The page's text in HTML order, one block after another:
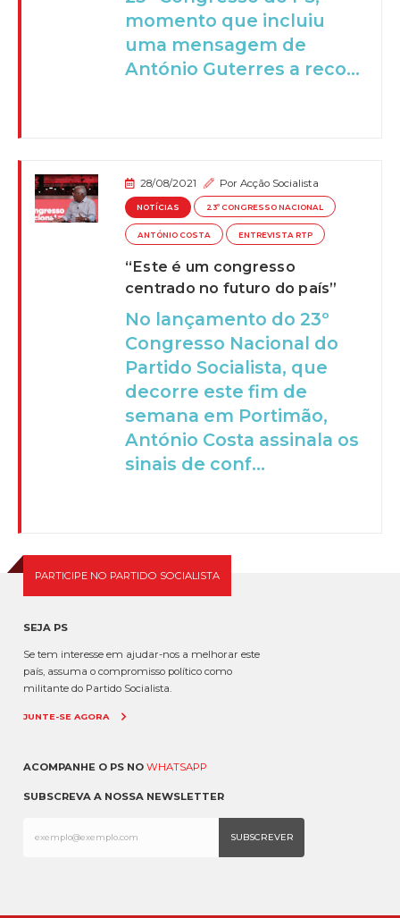
momento que incluiu
uma mensagem de
António Guterres a reco...
28/08/2021 PorAcção Socialista
NOTÍCIAS 23º CONGRESSO NACIONAL
ANTÓNIO COSTA ENTREVISTA RTP
“Este é um congresso
centrado no futuro do país”
No lançamento do 23º
Congresso Nacional do
Partido Socialista, que
decorre este fim de
semana em Portimão,
António Costa assinala os
sinais de conf...
PARTICIPE NO PARTIDO SOCIALISTA
SEJA PS
Se tem interesse em ajudar-nos a melhorar este
país, assuma o compromisso político como
militante do Partido Socialista.
JUNTE-SE AGORA
ACOMPANHE O PS NO WHATSAPP
SUBSCREVA A NOSSA NEWSLETTER